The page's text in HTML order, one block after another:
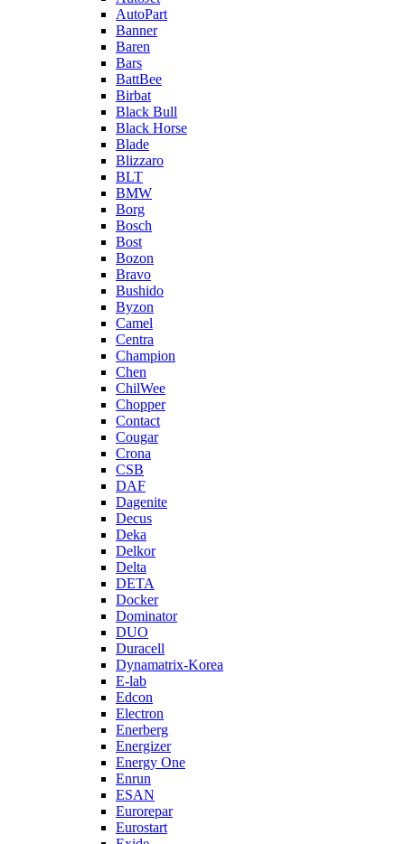
AutoPart
Banner
Baren
Bars
BattBee
Birbat
Black Bull
Black Horse
Blade
Blizzaro
BLT
BMW
Borg
Bosch
Bost
Bozon
Bravo
Bushido
Byzon
Camel
Centra
Champion
Chen
ChilWee
Chopper
Contact
Cougar
Crona
CSB
DAF
Dagenite
Decus
Deka
Delkor
Delta
DETA
Docker
Dominator
DUO
Duracell
Dynamatrix-Korea
E-lab
Edcon
Electron
Enerberg
Energizer
Energy One
Enrun
ESAN
Eurorepar
Eurostart